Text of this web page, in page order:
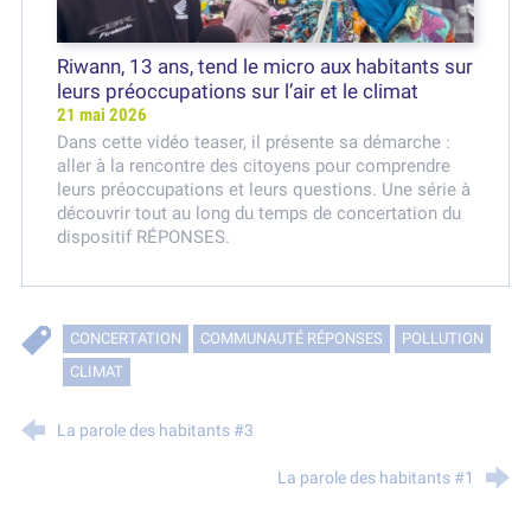
Riwann, 13 ans, tend le micro aux habitants sur
leurs préoccupations sur l’air et le climat
21 mai 2026
Dans cette vidéo teaser, il présente sa démarche :
aller à la rencontre des citoyens pour comprendre
leurs préoccupations et leurs questions. Une série à
découvrir tout au long du temps de concertation du
dispositif RÉPONSES.
CONCERTATION COMMUNAUTÉ RÉPONSES
POLLUTION
CLIMAT
La parole des habitants #3
La parole des habitants #1